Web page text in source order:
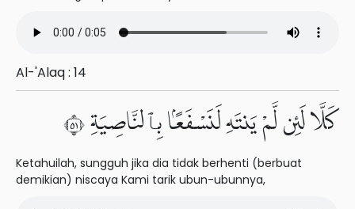
Al-'Alaq : 14
كَلَّا لَئِن لَّمْ يَنتَهِ لَنَسْفَعًۢا بِٱلنَّاصِيَةِ ١٥
Ketahuilah, sungguh jika dia tidak berhenti (berbuat
demikian) niscaya Kami tarik ubun-ubunnya,